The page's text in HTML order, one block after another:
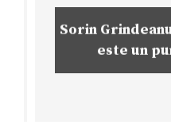
Sorin
este un